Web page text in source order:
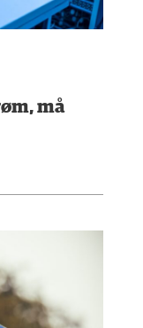
må